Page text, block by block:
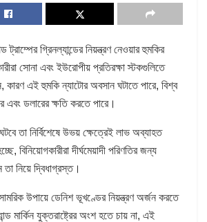
ট্রাম্পের গ্রিনল্যান্ডের নিয়ন্ত্রণ নেওয়ার হুমকির
সোনা এবং ইউরোপীয় প্রতিরক্ষা স্টকগুলিতে
কারণ এই হুমকি ন্যাটোর অবসান ঘটাতে পারে, বিশ্ব
এবং ডলারের ক্ষতি করতে পারে।
তা নির্বিশেষে উভয় ক্ষেত্রেই লাভ অব্যাহত
বিনিয়োগকারীরা দীর্ঘমেয়াদী পরিণতির জন্য
নিয়ে দ্বিধাগ্রস্ত।
উপায়ে ডেনিশ ভূখণ্ডের নিয়ন্ত্রণ অর্জন করতে
মার্কিন যুক্তরাষ্ট্রের অংশ হতে চায় না, এই